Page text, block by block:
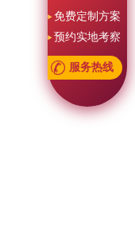
免费定制方案
预约实地考察
服务热线